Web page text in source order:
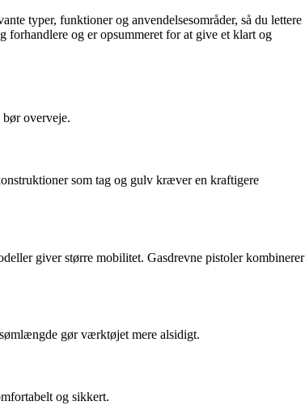
typer, funktioner og anvendelsesområder, så du lettere
forhandlere og er opsummeret for at give et klart og
overveje.
som tag og gulv kræver en kraftigere
giver større mobilitet. Gasdrevne pistoler kombinerer
gør værktøjet mere alsidigt.
og sikkert.